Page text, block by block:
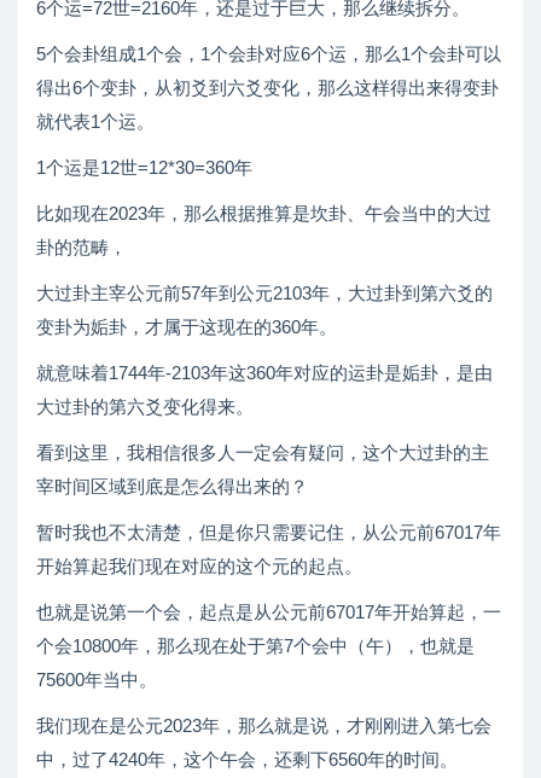
6个运=72世=2160年，还是过于巨大，那么继续拆分。
5个会卦组成1个会，1个会卦对应6个运，那么1个会卦可以
得出6个变卦，从初爻到六爻变化，那么这样得出来得变卦
就代表1个运。
1个运是12世=12*30=360年
比如现在2023年，那么根据推算是坎卦、午会当中的大过
卦的范畴，
大过卦主宰公元前57年到公元2103年，大过卦到第六爻的
变卦为姤卦，才属于这现在的360年。
就意味着1744年-2103年这360年对应的运卦是姤卦，是由
大过卦的第六爻变化得来。
看到这里，我相信很多人一定会有疑问，这个大过卦的主
宰时间区域到底是怎么得出来的？
暂时我也不太清楚，但是你只需要记住，从公元前67017年
开始算起我们现在对应的这个元的起点。
也就是说第一个会，起点是从公元前67017年开始算起，一
个会10800年，那么现在处于第7个会中（午），也就是
75600年当中。
我们现在是公元2023年，那么就是说，才刚刚进入第七会
中，过了4240年，这个午会，还剩下6560年的时间。